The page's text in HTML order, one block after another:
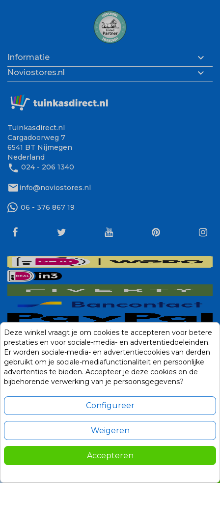
Informatie 
Noviostores.nl 
Tuinkasdirect.nl
Cargadoorweg 7
6541 BT Nijmegen
Nederland
phone 024 - 206 1340
mailinfo@noviostores.nl
06 - 376 867 19
Deze winkel vraagt je om cookies te accepteren voor betere
prestaties en voor sociale-media- en advertentiedoeleinden.
Er worden sociale-media- en advertentiecookies van derden
gebruikt om je sociale-mediafunctionaliteit en persoonlijke
advertenties te bieden. Accepteer je deze cookies en de
bijbehorende verwerking van je persoonsgegevens?
Configureer
Weigeren
Accepteren